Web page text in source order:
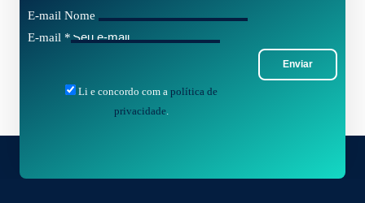
E-mail Nome
E-mail *
Enviar
Li e concordo com a política de
privacidade.